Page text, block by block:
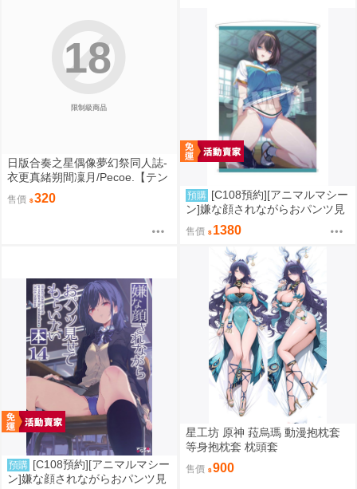
限制級商品
18
日版合奏之星偶像夢幻祭同人誌-
衣更真緒朔間凜月/Pecoe.【テン
プテェション スカァレット】
售價 320 預購 [C108預約][アニマルマシー
ン]嫌な顔されながらおパンツ見
せてもらいたい本14 附蜜瓜特典
A4資料夾+B2掛軸 同人誌id=372
售價 1380
預購 [C108預約][アニマルマシー
ン]嫌な顔されながらおパンツ見
星工坊 原神 菈烏瑪 動漫抱枕套
等身抱枕套 枕頭套
售價 900